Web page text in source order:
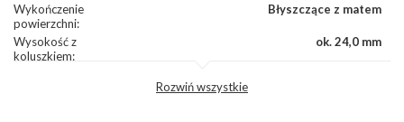
Wykończenie
powierzchni:
Błyszczące z matem
Wysokość z
koluszkiem:
ok. 24,0 mm
Rozwiń wszystkie